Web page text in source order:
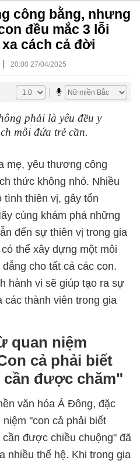
công bằng, nhưng
đều mắc 3 lỗi
cách cả đời
| 20:00 27/04/2025
phải là yêu đều y
mỗi đứa trẻ cần.
mẹ, yêu thương công
thức không nhỏ. Nhiều
tình thiên vị, gây tổn
cùng khám phá những
đến sự thiên vị trong gia
thể xây dựng một môi
cho tất cả các con.
hành vi sẽ giúp tạo ra sự
các thành viên trong gia
quan niệm
cả phải biết
được chăm"
văn hóa Á Đông, đặc
"con cả phải biết
được chiều chuộng" đã
nhiều thế hệ. Khi trong gia